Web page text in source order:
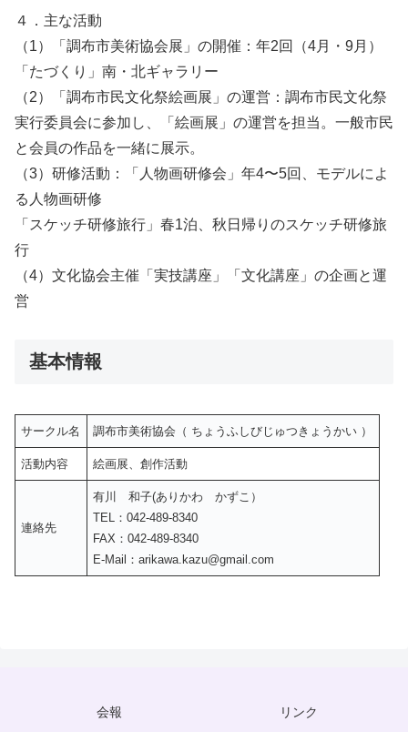
４．主な活動
（1）「調布市美術協会展」の開催：年2回（4月・9月）
「たづくり」南・北ギャラリー
（2）「調布市民文化祭絵画展」の運営：調布市民文化祭
実行委員会に参加し、「絵画展」の運営を担当。一般市民
と会員の作品を一緒に展示。
（3）研修活動：「人物画研修会」年4〜5回、モデルによ
る人物画研修
「スケッチ研修旅行」春1泊、秋日帰りのスケッチ研修旅
行
（4）文化協会主催「実技講座」「文化講座」の企画と運
営
基本情報
サークル名 調布市美術協会（ ちょうふしびじゅつきょうかい ）
活動内容 絵画展、創作活動
連絡先
有川 和子(ありかわ かずこ）
TEL：042-489-8340
FAX：042-489-8340
E-Mail：arikawa.kazu@gmail.com
会報 リンク